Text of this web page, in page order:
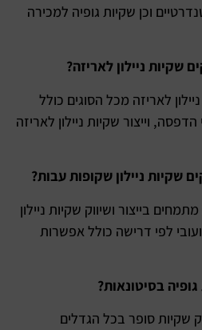
וכן שקיות גופיה למכירה
ניילון לאריזה?
לאריזה מכל הסוגים כולל
הדפסה, וייצור שקיות ניילון לאריזה
שקיות ניילון שקופות עבות?
בייצור ושיווק שקיות ניילון
לפי דרישה כולל אפשרות
בסיטונאות?
שקיות סופר בכל הגדלים